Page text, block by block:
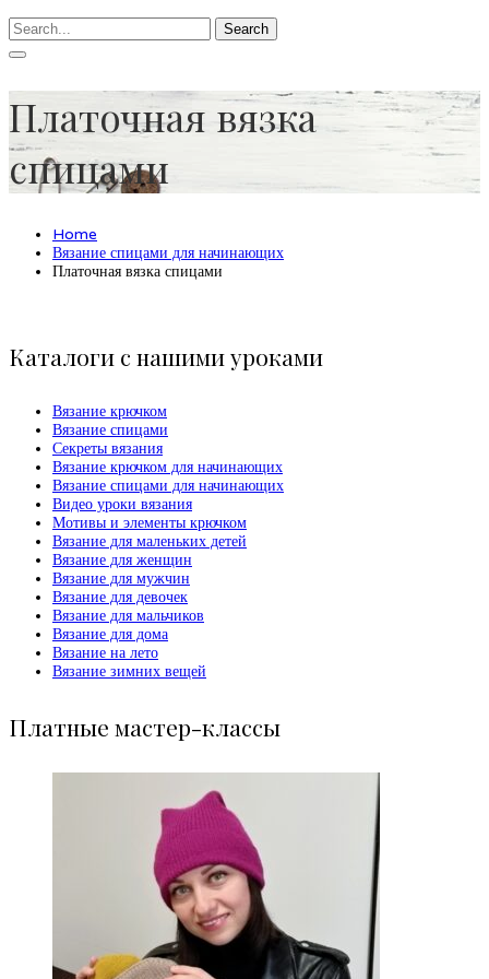
Search
Платочная вязка
спицами
Home
Вязание спицами для начинающих
Платочная вязка спицами
Каталоги с нашими уроками
Вязание крючком
Вязание спицами
Секреты вязания
Вязание крючком для начинающих
Вязание спицами для начинающих
Видео уроки вязания
Мотивы и элементы крючком
Вязание для маленьких детей
Вязание для женщин
Вязание для мужчин
Вязание для девочек
Вязание для мальчиков
Вязание для дома
Вязание на лето
Вязание зимних вещей
Платные мастер-классы